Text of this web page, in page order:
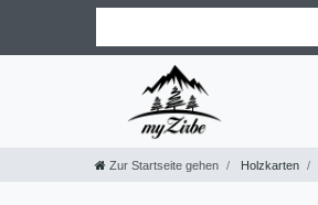
Zur Startseite gehen Holzkarten